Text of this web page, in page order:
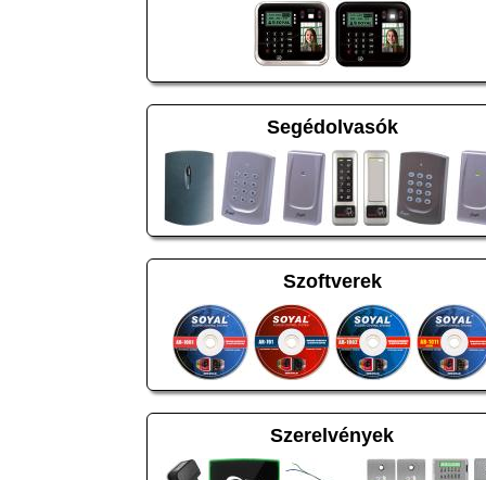
Segédolvasók
Szoftverek
Szerelvények